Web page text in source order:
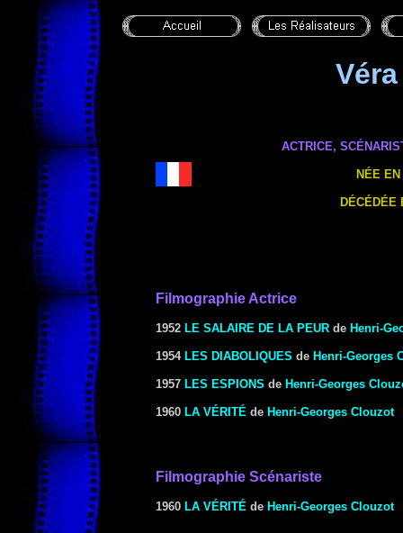
ACTRICE,
NÉE EN
DÉCÉDÉE
Filmographie Actrice
1952 LE SALAIRE DE LA PEUR de Henri-
1954 LES DIABOLIQUES de Henri-Georges
1957 LES ESPIONS de Henri-Georges
1960 LA VÉRITÉ de Henri-Georges Clouzot
Filmographie Scénariste
1960 LA VÉRITÉ de Henri-Georges Clouzot